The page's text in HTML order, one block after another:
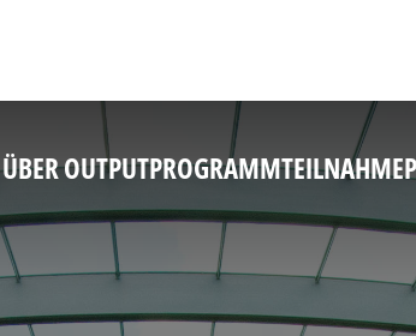
ÜBER OUTPUTPROGRAMMTEILNAHME